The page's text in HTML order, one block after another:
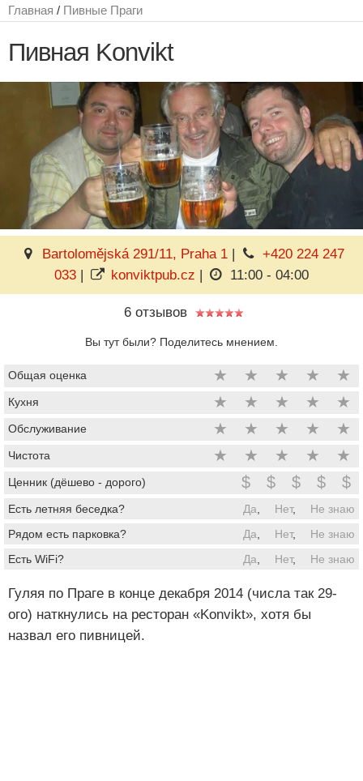
Главная / Пивные Праги
Пивная Konvikt
Bartolomějská 291/11, Praha 1 |
+420 224 247
033 | konviktpub.cz | 11:00 - 04:00
6 отзывов
Вы тут были? Поделитесь мнением.
Общая оценка ★ ★ ★ ★ ★
Кухня ★ ★ ★ ★ ★
Обслуживание ★ ★ ★ ★ ★
Чистота ★ ★ ★ ★ ★
Ценник (дёшево - дорого) $ $ $ $ $
Есть летняя беседка? Да Нет,
Не знаю
Рядом есть парковка?
Да Нет,
Не знаю
Есть WiFi?
Да Нет, Не знаю
Гуляя по Праге в конце декабря 2014 (числа так 29-
ого) наткнулись на ресторан «Konvikt», хотя бы
назвал его пивницей.